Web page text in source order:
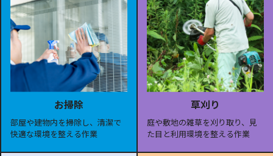
お掃除
部屋や建物内を掃除し、清潔で
快適な環境を整える作業
草刈り
庭や敷地の雑草を刈り取り、見
た目と利用環境を整える作業